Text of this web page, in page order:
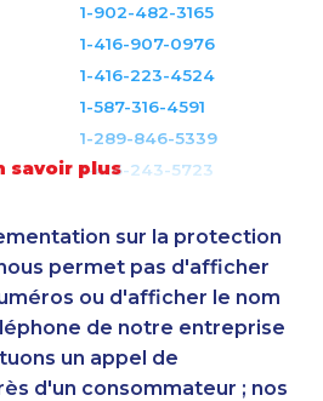
savoir plus
1-902-482-3165
1-416-907-0976
1-416-223-4524
1-587-316-4591
1-289-846-5339
1-416-243-5723
1-403-855-4057
1-437-900-0347
1-587-489-1499
1-778-249-5016
1-587-543-0626
1-647-722-9528
sur la protection
permet pas d'afficher
ou d'afficher le nom
de notre entreprise
un appel de
d'un consommateur ; nos